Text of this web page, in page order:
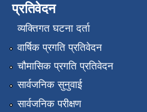
प्रतिवेदन
व्यक्तिगत घटना दर्ता
वार्षिक प्रगति प्रतिवेदन
चौमासिक प्रगति प्रतिवेदन
सार्वजनिक सुनुवाई
सार्वजनिक परीक्षण